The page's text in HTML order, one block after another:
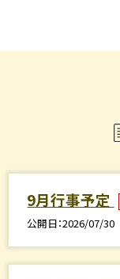
9月行事予定
公開日 2026/07/30